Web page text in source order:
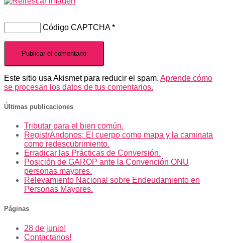
Código CAPTCHA*
Este sitio usa Akismet para reducir el spam. Aprende cómo
se procesan los datos de tus comentarios.
Últimas publicaciones
Tributar para el bien común.
RegistrAndonos: El cuerpo como mapa y la caminata
como redescubrimiento.
Erradicar las Prácticas de Conversión.
Posición de GAROP ante la Convención ONU
personas mayores.
Relevamiento Nacional sobre Endeudamiento en
Personas Mayores.
Páginas
28 de junio!
Contactanos!